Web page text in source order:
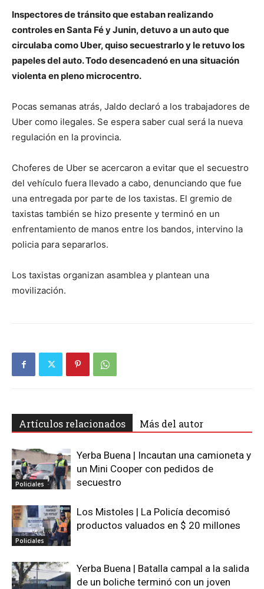
Inspectores de tránsito que estaban realizando
controles en Santa Fé y Junin, detuvo a un auto que
circulaba como Uber, quiso secuestrarlo y le retuvo los
papeles del auto. Todo desencadenó en una situación
violenta en pleno microcentro.
Pocas semanas atrás, Jaldo declaró a los trabajadores de
Uber como ilegales. Se espera saber cual será la nueva
regulación en la provincia.
Choferes de Uber se acercaron a evitar que el secuestro
del vehículo fuera llevado a cabo, denunciando que fue
una entregada por parte de los taxistas. El gremio de
taxistas también se hizo presente y terminó en un
enfrentamiento de manos entre los bandos, intervino la
policia para separarlos.
Los taxistas organizan asamblea y plantean una
movilización.
Artículos relacionados Más del autor
Policiales
Yerba Buena | Incautan una camioneta y
un Mini Cooper con pedidos de
secuestro
Policiales
Los Mistoles | La Policía decomisó
productos valuados en $ 20 millones
Yerba Buena | Batalla campal a la salida
de un boliche terminó con un joven